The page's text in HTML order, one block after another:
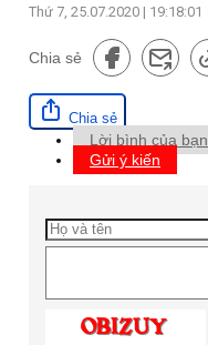
Thứ 7, 25.07.2020 | 19:18:01
Chia sẻ
Chia sẻ
Lời bình của bạn
Gửi ý kiến